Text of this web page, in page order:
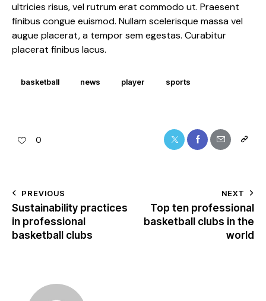
ultricies risus, vel rutrum erat commodo ut. Praesent
finibus congue euismod. Nullam scelerisque massa vel
augue placerat, a tempor sem egestas. Curabitur
placerat finibus lacus.
basketball news player sports
0
PREVIOUS
Sustainability practices
in professional
basketball clubs
NEXT
Top ten professional
basketball clubs in the
world